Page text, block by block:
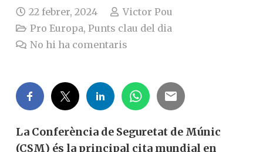
22 febrer, 2024
Victor Pou
Pro Europa
,Punts clau del dia
No hi ha comentaris
La Conferència de Seguretat de Múnic
(CSM) és la principal cita mundial en